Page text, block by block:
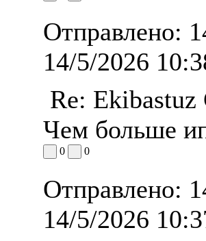
Отправлено:
14/5/2026
Re: Ekibastuz
Чем больше
0 0
Отправлено:
14/5/2026